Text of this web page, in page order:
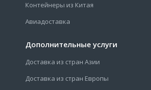
Контейнеры из Китая
Авиадоставка
Дополнительные услуги
Доставка из стран Азии
Доставка из стран Европы